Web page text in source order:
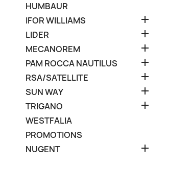
HUMBAUR
IFOR WILLIAMS

LIDER 
MECANOREM 
PAM ROCCA NAUTILUS 
RSA/SATELLITE 
SUN WAY 
TRIGANO 
WESTFALIA
PROMOTIONS
NUGENT
